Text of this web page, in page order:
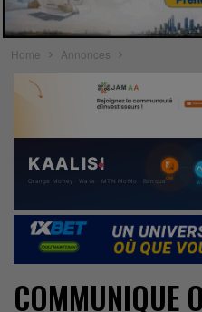
Home Annonces
COMMUNIQUE